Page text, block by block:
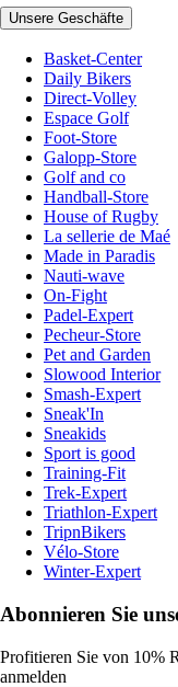
Unsere Geschäfte
Basket-Center
Daily Bikers
Direct-Volley
Espace Golf
Foot-Store
Galopp-Store
Golf and co
Handball-Store
House of Rugby
La sellerie de Maé
Made in Paradis
Nauti-wave
On-Fight
Padel-Expert
Pecheur-Store
Pet and Garden
Slowood Interior
Smash-Expert
Sneak'In
Sneakids
Sport is good
Training-Fit
Trek-Expert
Triathlon-Expert
TripnBikers
Vélo-Store
Winter-Expert
Abonnieren Sie
Profitieren Sie von 10%
anmelden